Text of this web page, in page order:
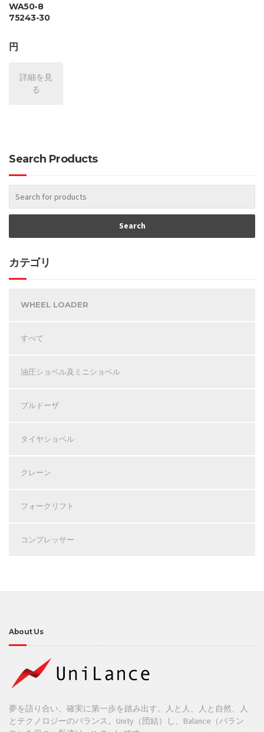
WA50-8
75243-30
円
詳細を見
る
Search Products
カテゴリ
WHEEL LOADER
すべて
油圧ショベル及ミニショベル
ブルドーザ
タイヤショベル
クレーン
フォークリフト
コンプレッサー
About Us
夢を語り合い、確実に第一歩を踏み出す。人と人、人と自然、人
とテクノロジーのバランス。Unity（団結）し、Balance（バラン